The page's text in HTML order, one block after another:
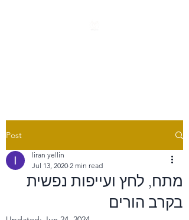
Post
מתח, לחץ ועייפות נפשית
בקרב הורים
liran yellin
Jul 13, 2020 2 min read